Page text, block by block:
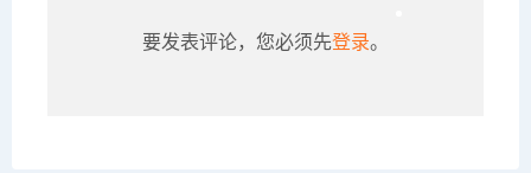
要发表评论，您必须先登录。